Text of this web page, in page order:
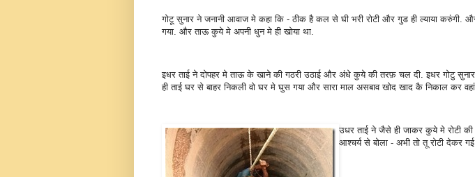
गोटू सुनार ने जनानी आवाज मे कहा कि - ठीक है कल से घी भरी रोटी और गुड ही ल्याया करुंगी. और
गया. और ताऊ कुये मे अपनी धुन मे ही खोया था.
इधर ताई ने दोपहर मे ताऊ के खाने की गठरी उठाई और अंधे कुये की तरफ़ चल दी. इधर गोटु
ही ताई घर से बाहर निकली वो घर मे घुस गया और सारा माल असबाव खोद खाद कै निकाल कर
उधर ताई ने जैसे ही जाकर कुये मे रोटी की
आश्चर्य से बोला - अभी तो तू रोटी देकर